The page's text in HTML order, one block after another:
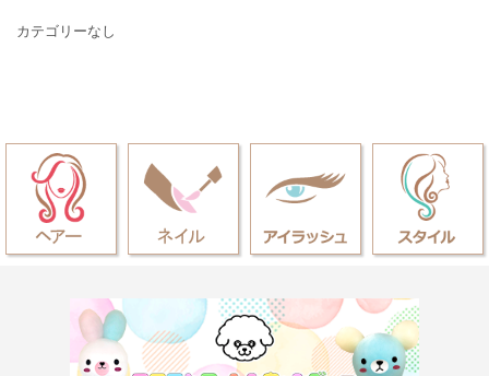
カテゴリーなし